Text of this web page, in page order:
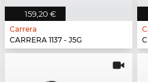
159,20 €
Carrera
CARRERA 1137 - J5G